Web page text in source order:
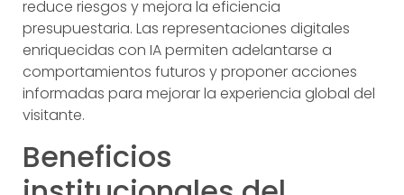
reduce riesgos y mejora la eficiencia
presupuestaria. Las representaciones digitales
enriquecidas con IA permiten adelantarse a
comportamientos futuros y proponer acciones
informadas para mejorar la experiencia global del
visitante.
Beneficios